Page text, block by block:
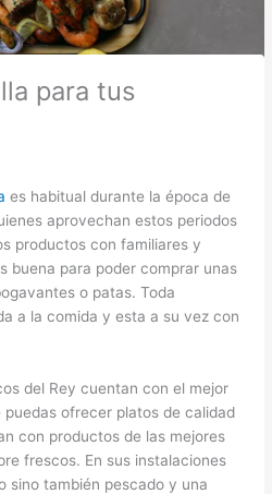
para tus
es habitual durante la época de
aprovechan estos periodos
productos con familiares y
buena para poder comprar unas
o patas. Toda
a la comida y esta a su vez con
del Rey cuentan con el mejor
ofrecer platos de calidad
con productos de las mejores
frescos. En sus instalaciones
sino también pescado y una